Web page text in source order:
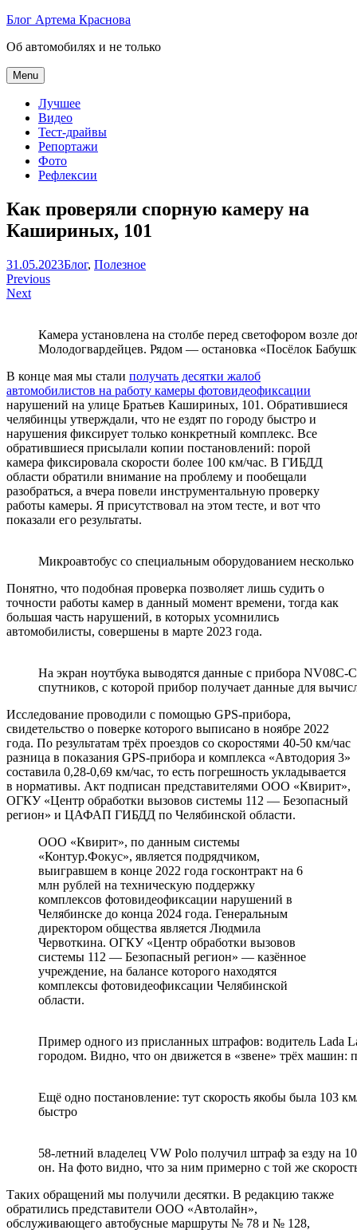
Skip
content
Блог Артема Краснова
Об автомобилях и не только
Menu
Лучшее
Видео
Тест-драйвы
Репортажи
Фото
Рефлексии
Как проверяли спорную камеру на
Кашириных, 101
Артем
Краснов
31.05.2023Блог, Полезное
Навигация
по
Previous
Next
Камера установлена на столбе перед светофором возле
Молодогвардейцев. Рядом — остановка «Посёлок
В конце мая мы стали получать десятки жалоб
автомобилистов на работу камеры фотовидеофиксации
нарушений на улице Братьев Кашириных, 101. Обратившиеся
челябинцы утверждали, что не ездят по городу быстро и
нарушения фиксирует только конкретный комплекс. Все
обратившиеся присылали копии постановлений: порой
камера фиксировала скорости более 100 км/час. В ГИБДД
области обратили внимание на проблему и пообещали
разобраться, а вчера повели инструментальную проверку
работы камеры. Я присутствовал на этом тесте, и вот что
показали его результаты.
Микроавтобус со специальным оборудованием
Понятно, что подобная проверка позволяет лишь судить о
точности работы камер в данный момент времени, тогда как
большая часть нарушений, в которых усомнились
автомобилисты, совершены в марте 2023 года.
На экран ноутбука выводятся данные с прибора
спутников, с которой прибор получает данные для
Исследование проводили с помощью GPS-прибора,
свидетельство о поверке которого выписано в ноябре 2022
года. По результатам трёх проездов со скоростями 40-50 км/час
разница в показания GPS-прибора и комплекса «Автодория 3»
составила 0,28-0,69 км/час, то есть погрешность укладывается
в нормативы. Акт подписан представителями ООО «Квирит»,
ОГКУ «Центр обработки вызовов системы 112 — Безопасный
регион» и ЦАФАП ГИБДД по Челябинской области.
ООО «Квирит», по данным системы
«Контур.Фокус», является подрядчиком,
выигравшем в конце 2022 года госконтракт на 6
млн рублей на техническую поддержку
комплексов фотовидеофиксации нарушений в
Челябинске до конца 2024 года. Генеральным
директором общества является Людмила
Червоткина. ОГКУ «Центр обработки вызовов
системы 112 — Безопасный регион» — казённое
учреждение, на балансе которого находятся
комплексы фотовидеофиксации Челябинской
области.
Пример одного из присланных штрафов: водитель Lada
городом. Видно, что он движется в «звене» трёх машин:
Ещё одно постановление: тут скорость якобы была 103
быстро
58-летний владелец VW Polo получил штраф за езду
он. На фото видно, что за ним примерно с той же
Таких обращений мы получили десятки. В редакцию также
обратились представители ООО «Автолайн»,
обслуживающего автобусные маршруты № 78 и № 128,